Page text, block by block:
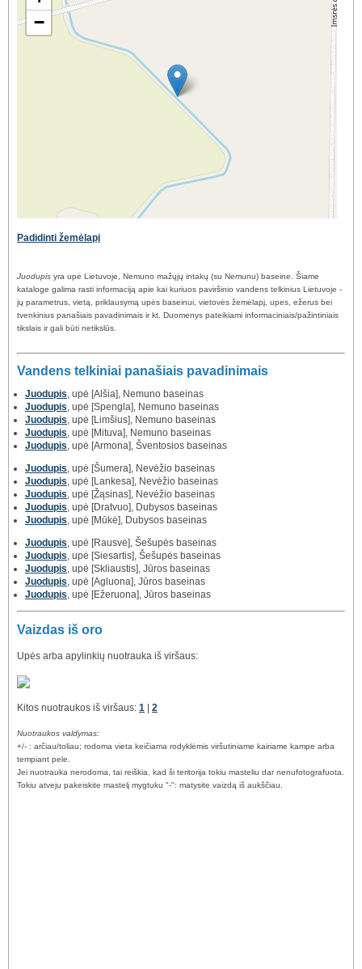
−
Padidinti žemėlapį
Juodupis yra upė Lietuvoje, Nemuno mažųjų intakų (su Nemunu) baseine. Šiame
kataloge galima rasti informaciją apie kai kuriuos paviršinio vandens telkinius Lietuvoje -
jų parametrus, vietą, priklausymą upės baseinui, vietovės žemėlapį, upes, ežerus bei
tvenkinius panašiais pavadinimais ir kt. Duomenys pateikiami informaciniais/pažintiniais
tikslais ir gali būti netikslūs.
Vandens telkiniai panašiais pavadinimais
Juodupis, upė [Alšia], Nemuno baseinas
Juodupis, upė [Spengla], Nemuno baseinas
Juodupis, upė [Limšius], Nemuno baseinas
Juodupis, upė [Mituva], Nemuno baseinas
Juodupis, upė [Armona], Šventosios baseinas
Juodupis, upė [Šumera], Nevėžio baseinas
Juodupis, upė [Lankesa], Nevėžio baseinas
Juodupis, upė [Žąsinas], Nevėžio baseinas
Juodupis, upė [Dratvuo], Dubysos baseinas
Juodupis, upė [Mūkė], Dubysos baseinas
Juodupis, upė [Rausvė], Šešupės baseinas
Juodupis, upė [Siesartis], Šešupės baseinas
Juodupis, upė [Skliaustis], Jūros baseinas
Juodupis, upė [Agluona], Jūros baseinas
Juodupis, upė [Ežeruona], Jūros baseinas
Vaizdas iš oro
Upės arba apylinkių nuotrauka iš viršaus:
Kitos nuotraukos iš viršaus: 1 | 2
Nuotraukos valdymas:
+/- : arčiau/toliau; rodoma vieta keičiama rodyklėmis viršutiniame kairiame kampe arba
tempiant pele.
Jei nuotrauka nerodoma, tai reiškia, kad ši teritorija tokiu masteliu dar nenufotografuota.
Tokiu atveju pakeiskite mastelį mygtuku "-": matysite vaizdą iš aukščiau.